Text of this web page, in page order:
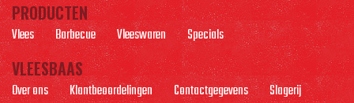
PRODUCTEN
Vlees Barbecue Vleeswaren Specials
VLEESBAAS
Over ons Klantbeoordelingen Contactgegevens Slagerij